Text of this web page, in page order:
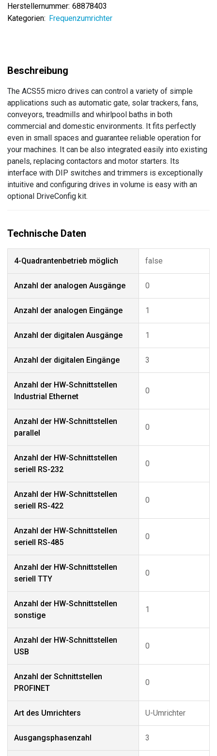
Herstellernummer: 68878403
Kategorien: Frequenzumrichter
The ACS55 micro drives can control a variety of simple
applications such as automatic gate, solar trackers, fans,
conveyors, treadmills and whirlpool baths in both
commercial and domestic environments. It fits perfectly
even in small spaces and guarantee reliable operation for
your machines. It can be also integrated easily into existing
panels, replacing contactors and motor starters. Its
interface with DIP switches and trimmers is exceptionally
intuitive and configuring drives in volume is easy with an
optional DriveConfig kit.
4-Quadrantenbetrieb möglich false
Anzahl der analogen Ausgänge 0
Anzahl der analogen Eingänge 1
Anzahl der digitalen Ausgänge 1
Anzahl der digitalen Eingänge 3
Anzahl der HW-Schnittstellen
Industrial Ethernet
0
Anzahl der HW-Schnittstellen
parallel
0
Anzahl der HW-Schnittstellen
seriell RS-232
0
Anzahl der HW-Schnittstellen
seriell RS-422
0
Anzahl der HW-Schnittstellen
seriell RS-485
0
Anzahl der HW-Schnittstellen
seriell TTY
0
Anzahl der HW-Schnittstellen
sonstige
1
Anzahl der HW-Schnittstellen
USB
0
Anzahl der Schnittstellen
PROFINET
0
Art des Umrichters U-Umrichter
Ausgangsphasenzahl 3